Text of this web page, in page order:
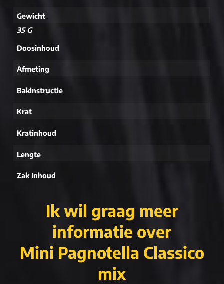
Gewicht
35 G
Doosinhoud
Afmeting
Bakinstructie
Krat
Kratinhoud
Lengte
Zak Inhoud
Ik wil graag meer
informatie over
Mini Pagnotella Classico
mix